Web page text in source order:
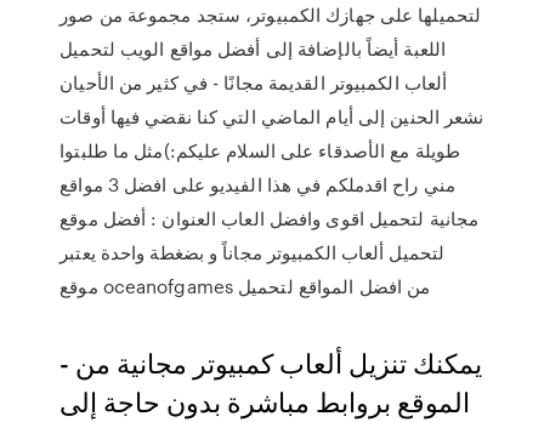
لتحميلها على جهازك الكمبيوتر، ستجد مجموعة من صور
اللعبة أيضاً بالإضافة إلى أفضل مواقع الويب لتحميل
ألعاب الكمبيوتر القديمة مجانًا - في كثير من الأحيان
نشعر الحنين إلى أيام الماضي التي كنا نقضي فيها أوقات
طويلة مع الأصدقاء على السلام عليكم:)مثل ما طلبتوا
مني راح اقدملكم في هذا الفيديو على افضل 3 مواقع
مجانية لتحميل اقوى وافضل العاب العنوان : أفضل موقع
لتحميل ألعاب الكمبيوتر مجاناً و بضغطة واحدة يعتبر
موقع oceanofgames من افضل المواقع لتحميل
- يمكنك تنزيل ألعاب كمبيوتر مجانية من
الموقع بروابط مباشرة بدون حاجة إلى